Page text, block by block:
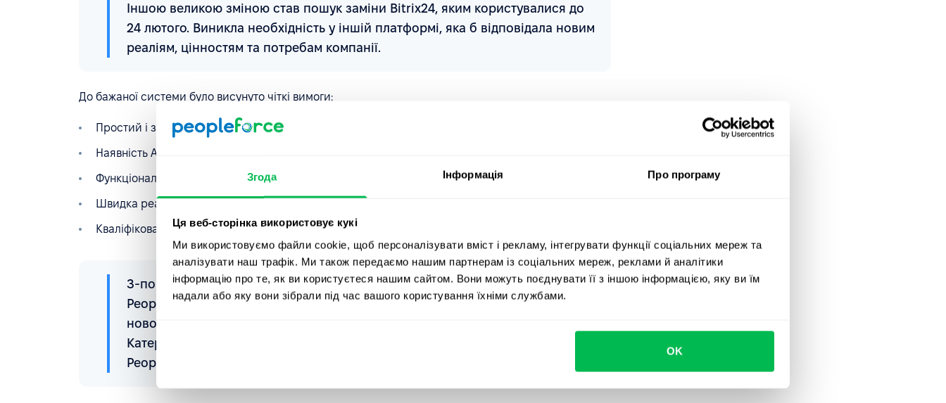
Згода Інформація Про програму
Ця веб-сторінка використовує кукі
Ми використовуємо файли cookie, щоб персоналізувати вміст і рекламу, інтегрувати функції соціальних мереж та
аналізувати наш трафік. Ми також передаємо нашим партнерам із соціальних мереж, реклами й аналітики
інформацію про те, як ви користуєтеся нашим сайтом. Вони можуть поєднувати її з іншою інформацією, яку ви їм
надали або яку вони зібрали під час вашого користування їхніми службами.
OK
Іншою великою зміною став пошук заміни Bitrix24, яким користувалися до
24 лютого. Виникла необхідність у іншій платформі, яка б відповідала новим
реаліям, цінностям та потребам компанії.
До бажаної системи було висунуто чіткі вимоги:
Простий і зручний інтерфейс
Наявність API для інтеграції
Функціональність і можливість кастомізації всіх модулів HRM системи
Швидка реалізація оновлень за запитами користувачів
Кваліфікована технічна підтримка
З-поміж усіх переглянутих платформ на ринку було обрано саме
PeopleForce, яка повністю відповідала такому запиту компанії. За інтеграцію
нової платформи відповідали всього двоє ключових співробітників,
Катерина та Віталій. Саме їх зусилля забезпечили плавну адаптацію
PeopleForce зі сторони QuartSoft.